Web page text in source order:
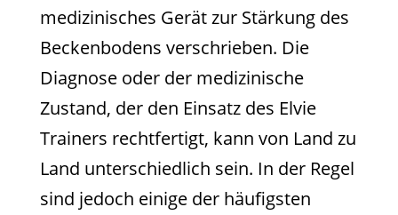
medizinisches Gerät zur Stärkung des
Beckenbodens verschrieben. Die
Diagnose oder der medizinische
Zustand, der den Einsatz des Elvie
Trainers rechtfertigt, kann von Land zu
Land unterschiedlich sein. In der Regel
sind jedoch einige der häufigsten